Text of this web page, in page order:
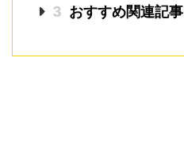
3 おすすめ関連記事